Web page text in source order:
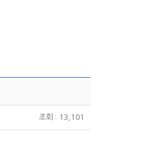
조회 : 13,101